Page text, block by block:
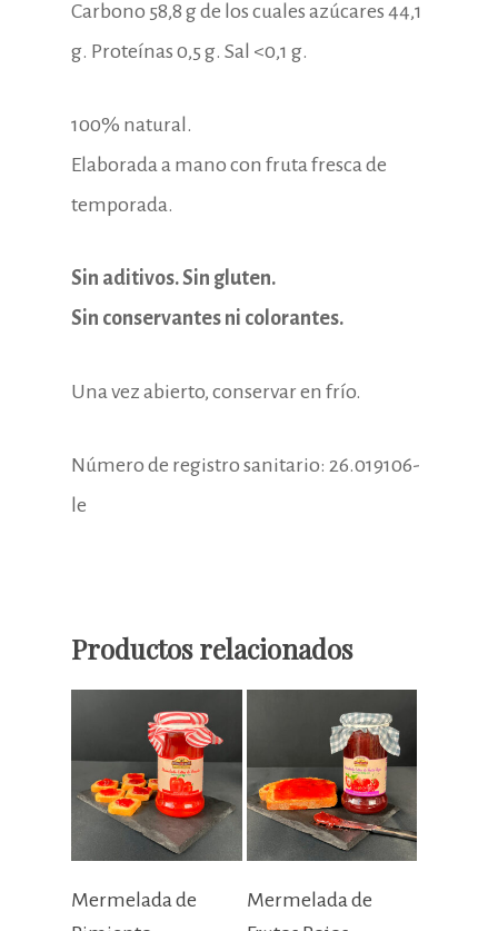
Carbono 58,8 g de los cuales azúcares 44,1
g. Proteínas 0,5 g. Sal <0,1 g.
100% natural.
Elaborada a mano con fruta fresca de
temporada.
Sin aditivos. Sin gluten.
Sin conservantes ni colorantes.
Una vez abierto, conservar en frío.
Número de registro sanitario: 26.019106-
le
Productos relacionados
Mermelada de
Mermelada de